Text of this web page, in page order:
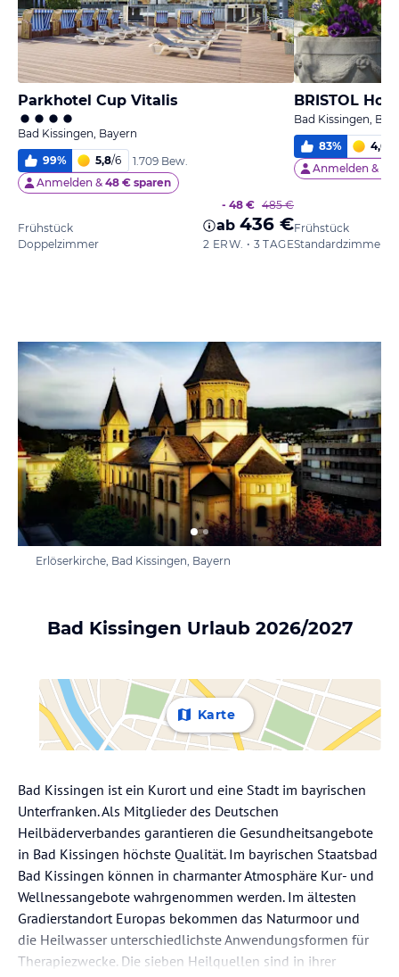
Parkhotel Cup Vitalis
Bad Kissingen, Bayern
99% 5,8/6
1.709 Bew.
Anmelden & 48 € sparen
Frühstück
Doppelzimmer
- 48 € 485 €
ab 436 €
2 ERW. • 3 TAGE
BRISTOL
Bad Kissingen,
83% 4,6
Anmelden &
Frühstück
Standardzimmer
Erlöserkirche, Bad Kissingen, Bayern
Bad Kissingen Urlaub 2026/2027
Karte
Bad Kissingen ist ein Kurort und eine Stadt im bayrischen
Unterfranken. Als Mitglieder des Deutschen
Heilbäderverbandes garantieren die Gesundheitsangebote
in Bad Kissingen höchste Qualität. Im bayrischen Staatsbad
Bad Kissingen können in charmanter Atmosphäre Kur- und
Wellnessangebote wahrgenommen werden. Im ältesten
Gradierstandort Europas bekommen das Naturmoor und
die Heilwasser unterschiedlichste Anwendungsformen für
Therapiezwecke. Die sieben Heilquellen sind in ihrer